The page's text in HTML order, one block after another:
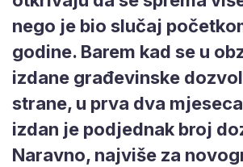
nego je bio slučaj
godine. Barem kad se u
izdane građevinske
strane, u prva dva
izdan je podjednak broj
Naravno, najviše za